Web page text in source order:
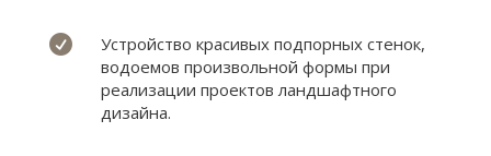

Устройство красивых подпорных стенок,
водоемов произвольной формы при
реализации проектов ландшафтного
дизайна.